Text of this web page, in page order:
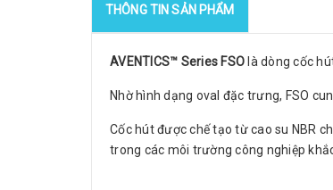
THÔNG TIN SẢN PHẨM
AVENTICS™ Series FSO là dòng cốc
Nhờ hình dạng oval đặc trưng, FSO
Cốc hút được chế tạo từ cao su NBR
trong các môi trường công nghiệp